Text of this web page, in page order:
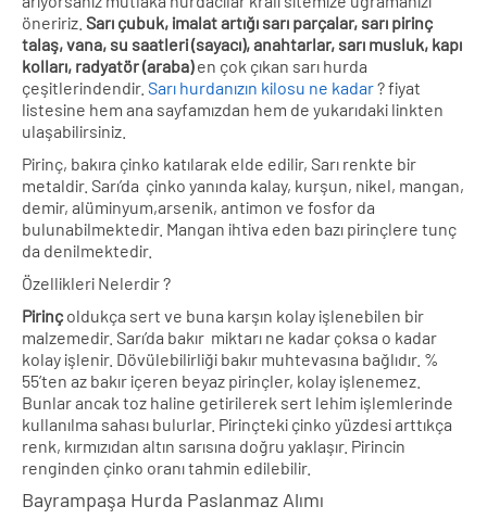
öneririz. Sarı çubuk, imalat artığı sarı parçalar, sarı pirinç
talaş, vana, su saatleri (sayacı), anahtarlar, sarı musluk, kapı
kolları, radyatör (araba)en çok çıkan sarı hurda
çeşitlerindendir. Sarı hurdanızın kilosu ne kadar? fiyat
listesine hem ana sayfamızdan hem de yukarıdaki linkten
ulaşabilirsiniz.
Pirinç, bakıra çinko katılarak elde edilir, Sarı renkte bir
metaldir. Sarı’da çinko yanında kalay, kurşun, nikel, mangan,
demir, alüminyum,arsenik, antimon ve fosfor da
bulunabilmektedir. Mangan ihtiva eden bazı pirinçlere tunç
da denilmektedir.
Özellikleri Nelerdir ?
Pirinç oldukça sert ve buna karşın kolay işlenebilen bir
malzemedir. Sarı’da bakır miktarı ne kadar çoksa o kadar
kolay işlenir. Dövülebilirliği bakır muhtevasına bağlıdır. %
55’ten az bakır içeren beyaz pirinçler, kolay işlenemez.
Bunlar ancak toz haline getirilerek sert lehim işlemlerinde
kullanılma sahası bulurlar. Pirinçteki çinko yüzdesi arttıkça
renk, kırmızıdan altın sarısına doğru yaklaşır. Pirincin
renginden çinko oranı tahmin edilebilir.
Bayrampaşa Hurda Paslanmaz Alımı